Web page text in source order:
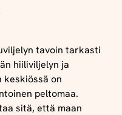
tavoin tarkasti
hiiliviljelyn ja
on
peltomaa.
sitä, että maan